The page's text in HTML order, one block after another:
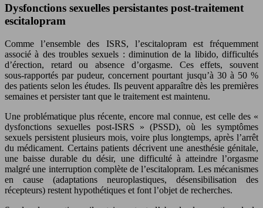
Dysfonctions sexuelles persistantes post-traitement
escitalopram
Comme l’ensemble des ISRS, l’escitalopram est fréquemment
associé à des troubles sexuels : diminution de la libido, difficultés
d’érection, retard ou absence d’orgasme. Ces effets, souvent
sous‑rapportés par pudeur, concernent pourtant jusqu’à 30 à 50 %
des patients selon les études. Ils peuvent apparaître dès les premières
semaines et persister tant que le traitement est maintenu.
Une problématique plus récente, encore mal connue, est celle des «
dysfonctions sexuelles post‑ISRS » (PSSD), où les symptômes
sexuels persistent plusieurs mois, voire plus longtemps, après l’arrêt
du médicament. Certains patients décrivent une anesthésie génitale,
une baisse durable du désir, une difficulté à atteindre l’orgasme
malgré une interruption complète de l’escitalopram. Les mécanismes
en cause (adaptations neuroplastiques, désensibilisation des
récepteurs) restent hypothétiques et font l’objet de recherches.